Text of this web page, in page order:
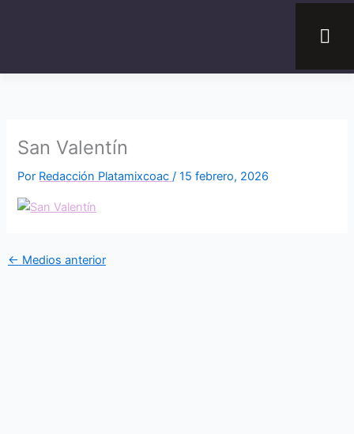
San Valentín
Por Redacción Platamixcoac/15 febrero, 2026
← Medios anterior